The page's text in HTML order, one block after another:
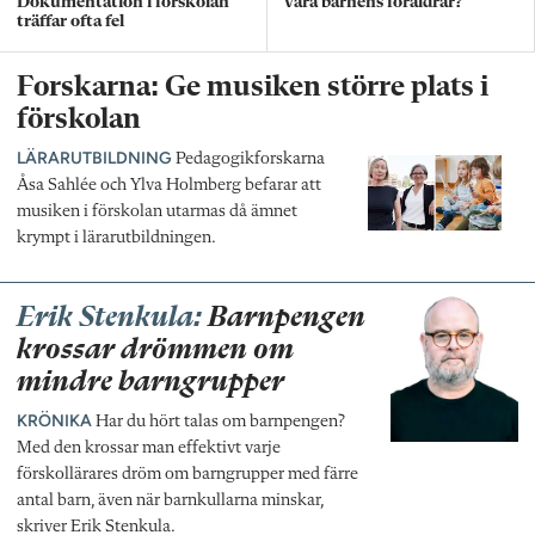
träffar ofta fel
Forskarna: Ge musiken större plats i
förskolan
LÄRARUTBILDNING Pedagogikforskarna
Åsa Sahlée och Ylva Holmberg befarar att
musiken i förskolan utarmas då ämnet
krympt i lärarutbildningen.
Erik Stenkula:Barnpengen
krossar drömmen om
mindre barngrupper
KRÖNIKA Har du hört talas om barnpengen?
Med den krossar man effektivt varje
förskollärares dröm om barngrupper med färre
antal barn, även när barnkullarna minskar,
skriver Erik Stenkula.